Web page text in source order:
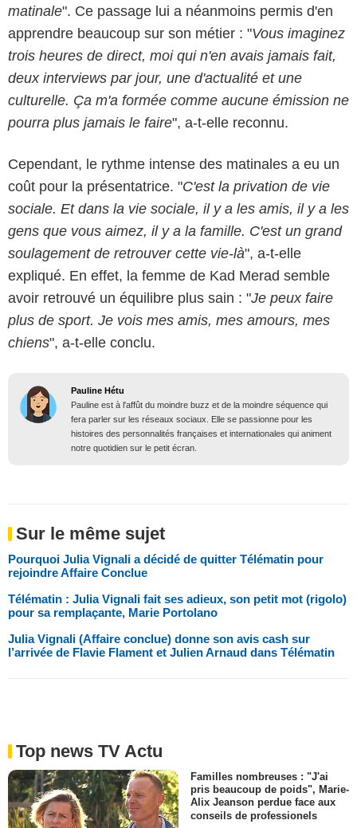
matinale". Ce passage lui a néanmoins permis d'en
apprendre beaucoup sur son métier : "Vous imaginez
trois heures de direct, moi qui n'en avais jamais fait,
deux interviews par jour, une d'actualité et une
culturelle. Ça m'a formée comme aucune émission ne
pourra plus jamais le faire", a-t-elle reconnu.
Cependant, le rythme intense des matinales a eu un
coût pour la présentatrice. "C'est la privation de vie
sociale. Et dans la vie sociale, il y a les amis, il y a les
gens que vous aimez, il y a la famille. C'est un grand
soulagement de retrouver cette vie-là", a-t-elle
expliqué. En effet, la femme de Kad Merad semble
avoir retrouvé un équilibre plus sain : "Je peux faire
plus de sport. Je vois mes amis, mes amours, mes
chiens", a-t-elle conclu.
Pauline Hétu
Pauline est à l'affût du moindre buzz et de la moindre séquence qui
fera parler sur les réseaux sociaux. Elle se passionne pour les
histoires des personnalités françaises et internationales qui animent
notre quotidien sur le petit écran.
Sur le même sujet
Pourquoi Julia Vignali a décidé de quitter Télématin pour
rejoindre Affaire Conclue
Télématin : Julia Vignali fait ses adieux, son petit mot (rigolo)
pour sa remplaçante, Marie Portolano
Julia Vignali (Affaire conclue) donne son avis cash sur
l’arrivée de Flavie Flament et Julien Arnaud dans Télématin
Top news TV Actu
Familles nombreuses : "J'ai
pris beaucoup de poids", Marie-
Alix Jeanson perdue face aux
conseils de professionels